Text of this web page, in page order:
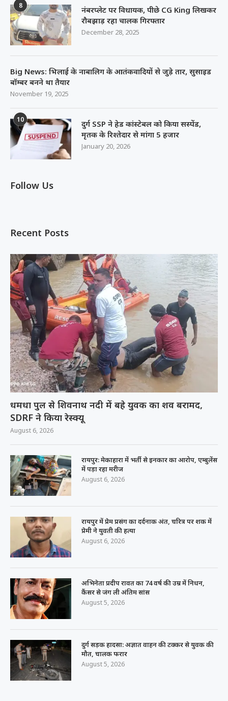
8
नंबरप्लेट पर विधायक, पीछे CG King लिखकर
रौबझाड़ रहा चालक गिरफ्तार
December 28, 2025
Big News: भिलाई के नाबालिग के आतंकवादियों से जुड़े तार, सुसाइड
बॉम्बर बनने था तैयार
November 19, 2025
10
दुर्ग SSP ने हेड कांस्टेबल को किया सस्पेंड,
मृतक के रिश्तेदार से मांगा 5 हजार
January 20, 2026
Follow Us
Recent Posts
धमधा पुल से शिवनाथ नदी में बहे युवक का शव बरामद,
SDRF ने किया रेस्क्यू
August 6, 2026
रायपुर: मेकाहारा में भर्ती से इनकार का आरोप, एम्बुलेंस
में पड़ा रहा मरीज
August 6, 2026
रायपुर में प्रेम प्रसंग का दर्दनाक अंत, चरित्र पर शक में
प्रेमी ने युवती की हत्या
August 6, 2026
अभिनेता प्रदीप रावत का 74 वर्ष की उम्र में निधन,
कैंसर से जंग ली अंतिम सांस
August 5, 2026
दुर्ग सड़क हादसा: अज्ञात वाहन की टक्कर से युवक की
मौत, चालक फरार
August 5, 2026